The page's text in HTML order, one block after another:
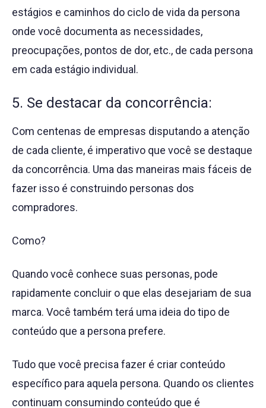
estágios e caminhos do ciclo de vida da persona
onde você documenta as necessidades,
preocupações, pontos de dor, etc., de cada persona
em cada estágio individual.
5. Se destacar da concorrência:
Com centenas de empresas disputando a atenção
de cada cliente, é imperativo que você se destaque
da concorrência. Uma das maneiras mais fáceis de
fazer isso é construindo personas dos
compradores.
Como?
Quando você conhece suas personas, pode
rapidamente concluir o que elas desejariam de sua
marca. Você também terá uma ideia do tipo de
conteúdo que a persona prefere.
Tudo que você precisa fazer é criar conteúdo
específico para aquela persona. Quando os clientes
continuam consumindo conteúdo que é